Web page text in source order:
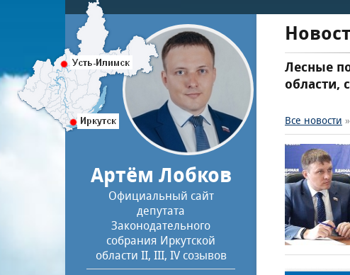
Артём Лобков
Официальный сайт
депутата
Законодательного
собрания Иркутской
области II, III, IV созывов
Лесные
области,
Все новости »